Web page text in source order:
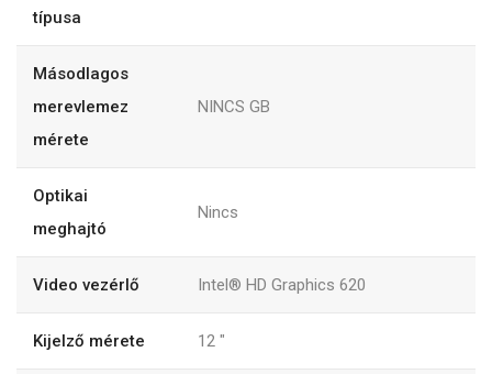
típusa
Másodlagos
merevlemez
mérete
NINCS GB
Optikai
meghajtó
Nincs
Video vezérlő Intel® HD Graphics 620
Kijelző mérete 12 "